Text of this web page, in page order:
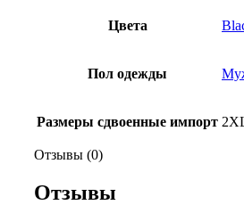
Цвета
Пол одежды
Размеры сдвоенные импорт
Отзывы (0)
Отзывы